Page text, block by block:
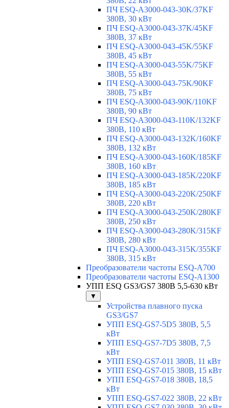
ПЧ ESQ-A3000-043-30K/37KF
380В, 30 кВт
ПЧ ESQ-A3000-043-37K/45KF
380В, 37 кВт
ПЧ ESQ-A3000-043-45K/55KF
380В, 45 кВт
ПЧ ESQ-A3000-043-55K/75KF
380В, 55 кВт
ПЧ ESQ-A3000-043-75K/90KF
380В, 75 кВт
ПЧ ESQ-A3000-043-90K/110KF
380В, 90 кВт
ПЧ ESQ-A3000-043-110K/132KF
380В, 110 кВт
ПЧ ESQ-A3000-043-132K/160KF
380В, 132 кВт
ПЧ ESQ-A3000-043-160K/185KF
380В, 160 кВт
ПЧ ESQ-A3000-043-185K/220KF
380В, 185 кВт
ПЧ ESQ-A3000-043-220K/250KF
380В, 220 кВт
ПЧ ESQ-A3000-043-250K/280KF
380В, 250 кВт
ПЧ ESQ-A3000-043-280K/315KF
380В, 280 кВт
ПЧ ESQ-A3000-043-315K/355KF
380В, 315 кВт
Преобразователи частоты ESQ-A700
Преобразователи частоты ESQ-A1300
УПП ESQ GS3/GS7 380В 5,5-630 кВт
▼
Устройства плавного пуска
GS3/GS7
УПП ESQ-GS7-5D5 380В, 5,5
кВт
УПП ESQ-GS7-7D5 380В, 7,5
кВт
УПП ESQ-GS7-011 380В, 11 кВт
УПП ESQ-GS7-015 380В, 15 кВт
УПП ESQ-GS7-018 380В, 18,5
кВт
УПП ESQ-GS7-022 380В, 22 кВт